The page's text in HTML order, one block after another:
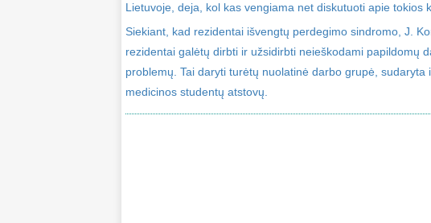
Lietuvoje, deja, kol kas vengiama net diskutuoti apie tokios
Siekiant, kad rezidentai išvengtų perdegimo sindromo, J.
rezidentai galėtų dirbti ir užsidirbti neieškodami papildomų
problemų. Tai daryti turėtų nuolatinė darbo grupė,
medicinos studentų atstovų.